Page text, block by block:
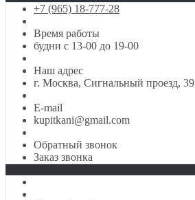
+7 (965) 18-777-28
Время работы
будни с 13-00 до 19-00
Наш адрес
г. Москва, Сигнальный проезд, 39
E-mail
kupitkani@gmail.com
Обратный звонок
Заказ звонка